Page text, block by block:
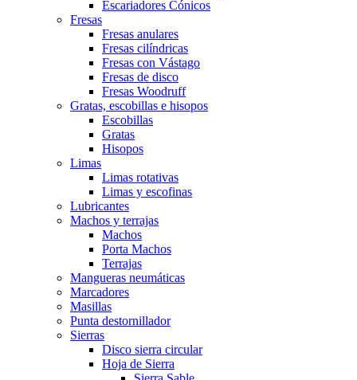
Escariadores Cónicos
Fresas
Fresas anulares
Fresas cilíndricas
Fresas con Vástago
Fresas de disco
Fresas Woodruff
Gratas, escobillas e hisopos
Escobillas
Gratas
Hisopos
Limas
Limas rotativas
Limas y escofinas
Lubricantes
Machos y terrajas
Machos
Porta Machos
Terrajas
Mangueras neumáticas
Marcadores
Masillas
Punta destornillador
Sierras
Disco sierra circular
Hoja de Sierra